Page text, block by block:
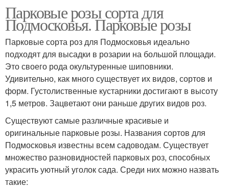
Парковые розы сорта для
Подмосковья. Парковые розы
Парковые сорта роз для Подмосковья идеально
подходят для высадки в розарии на большой площади.
Это своего рода окультуренные шиповники.
Удивительно, как много существует их видов, сортов и
форм. Густолиственные кустарники достигают в высоту
1,5 метров. Зацветают они раньше других видов роз.
Существуют самые различные красивые и
оригинальные парковые розы. Названия сортов для
Подмосковья известны всем садоводам. Существует
множество разновидностей парковых роз, способных
украсить уютный уголок сада. Среди них можно назвать
такие: